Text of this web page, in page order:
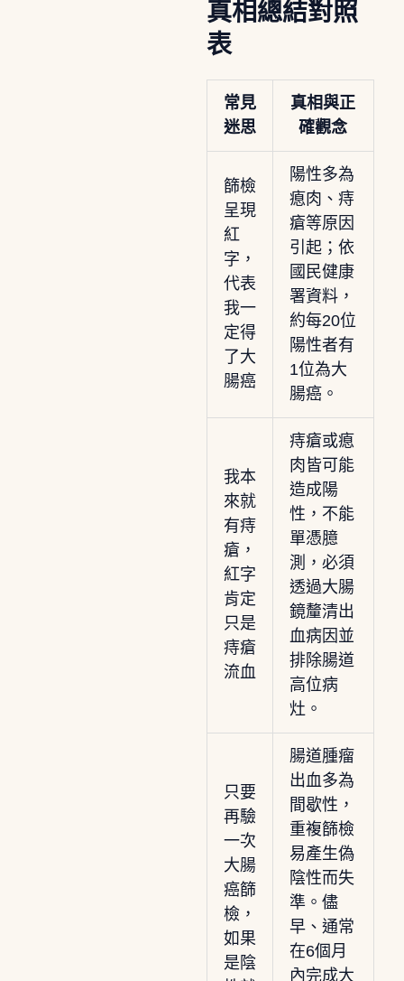
真相總結對照
表
常見
迷思
真相與正
確觀念
篩檢
呈現
紅
字，
代表
我一
定得
了大
腸癌
陽性多為
瘜肉、痔
瘡等原因
引起；依
國民健康
署資料，
約每20位
陽性者有
1位為大
腸癌。
我本
來就
有痔
瘡，
紅字
肯定
只是
痔瘡
流血
痔瘡或瘜
肉皆可能
造成陽
性，不能
單憑臆
測，必須
透過大腸
鏡釐清出
血病因並
排除腸道
高位病
灶。
只要
再驗
一次
大腸
癌篩
檢，
如果
是陰
腸道腫瘤
出血多為
間歇性，
重複篩檢
易產生偽
陰性而失
準。儘
早、通常
在6個月
內完成大